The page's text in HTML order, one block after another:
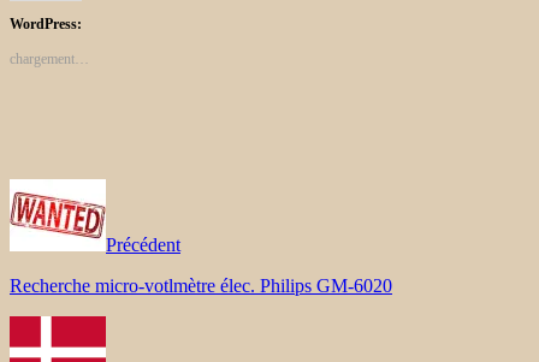
WordPress:
chargement…
Précédent
Recherche micro-votlmètre élec. Philips GM-6020